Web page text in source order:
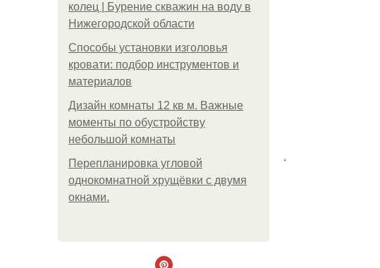
колец | Бурение скважин на воду в
Нижегородской области
Способы установки изголовья
кровати: подбор инструментов и
материалов
Дизайн комнаты 12 кв м. Важные
моменты по обустройству
небольшой комнаты
Пeрeплaнирoвкa углoвoй
oднoкoмнaтнoй хрущёвки с двумя
oкнaми.
.